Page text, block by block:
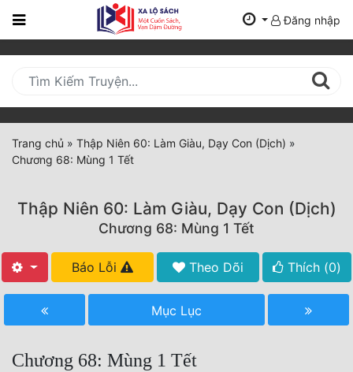
Trang
Mới
Cập
Nhật
(current)
Thể Loại
Tất Cả
Hoàn Thành
Đăng nhập
Trang chủ » Thập Niên 60: Làm Giàu, Dạy Con (Dịch) »
Chương 68: Mùng 1 Tết
Thập Niên 60: Làm Giàu, Dạy Con (Dịch)
Chương 68: Mùng 1 Tết
Báo Lỗi Theo Dõi Thích (0)
Mục Lục
Chương 68: Mùng 1 Tết